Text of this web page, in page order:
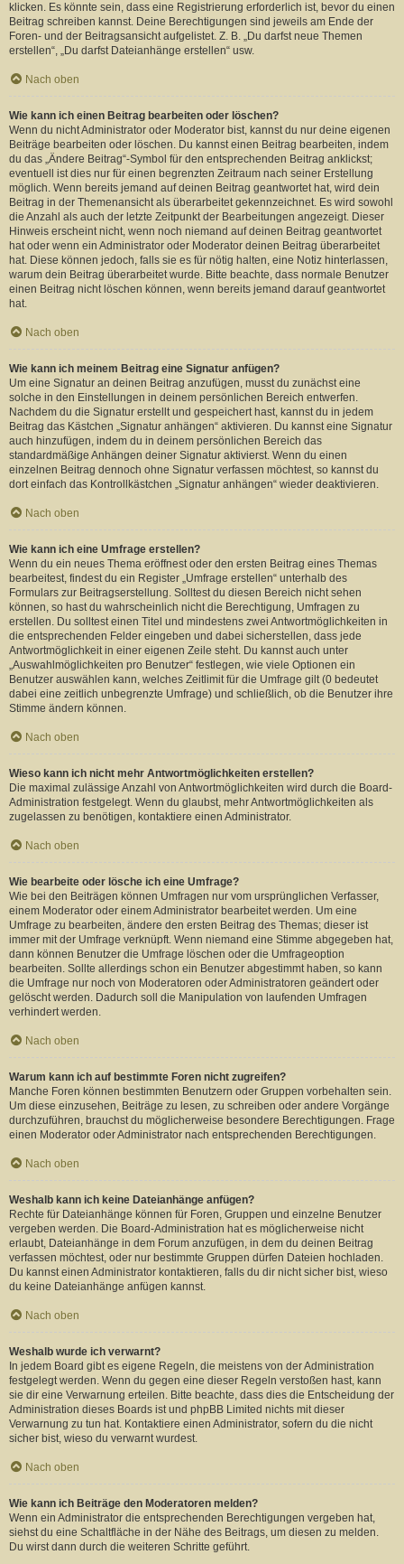
klicken. Es könnte sein, dass eine Registrierung erforderlich ist, bevor du einen
Beitrag schreiben kannst. Deine Berechtigungen sind jeweils am Ende der
Foren- und der Beitragsansicht aufgelistet. Z. B. „Du darfst neue Themen
erstellen“, „Du darfst Dateianhänge erstellen“ usw.
Nach oben
Wie kann ich einen Beitrag bearbeiten oder löschen?
Wenn du nicht Administrator oder Moderator bist, kannst du nur deine eigenen
Beiträge bearbeiten oder löschen. Du kannst einen Beitrag bearbeiten, indem
du das „Ändere Beitrag“-Symbol für den entsprechenden Beitrag anklickst;
eventuell ist dies nur für einen begrenzten Zeitraum nach seiner Erstellung
möglich. Wenn bereits jemand auf deinen Beitrag geantwortet hat, wird dein
Beitrag in der Themenansicht als überarbeitet gekennzeichnet. Es wird sowohl
die Anzahl als auch der letzte Zeitpunkt der Bearbeitungen angezeigt. Dieser
Hinweis erscheint nicht, wenn noch niemand auf deinen Beitrag geantwortet
hat oder wenn ein Administrator oder Moderator deinen Beitrag überarbeitet
hat. Diese können jedoch, falls sie es für nötig halten, eine Notiz hinterlassen,
warum dein Beitrag überarbeitet wurde. Bitte beachte, dass normale Benutzer
einen Beitrag nicht löschen können, wenn bereits jemand darauf geantwortet
hat.
Nach oben
Wie kann ich meinem Beitrag eine Signatur anfügen?
Um eine Signatur an deinen Beitrag anzufügen, musst du zunächst eine
solche in den Einstellungen in deinem persönlichen Bereich entwerfen.
Nachdem du die Signatur erstellt und gespeichert hast, kannst du in jedem
Beitrag das Kästchen „Signatur anhängen“ aktivieren. Du kannst eine Signatur
auch hinzufügen, indem du in deinem persönlichen Bereich das
standardmäßige Anhängen deiner Signatur aktivierst. Wenn du einen
einzelnen Beitrag dennoch ohne Signatur verfassen möchtest, so kannst du
dort einfach das Kontrollkästchen „Signatur anhängen“ wieder deaktivieren.
Nach oben
Wie kann ich eine Umfrage erstellen?
Wenn du ein neues Thema eröffnest oder den ersten Beitrag eines Themas
bearbeitest, findest du ein Register „Umfrage erstellen“ unterhalb des
Formulars zur Beitragserstellung. Solltest du diesen Bereich nicht sehen
können, so hast du wahrscheinlich nicht die Berechtigung, Umfragen zu
erstellen. Du solltest einen Titel und mindestens zwei Antwortmöglichkeiten in
die entsprechenden Felder eingeben und dabei sicherstellen, dass jede
Antwortmöglichkeit in einer eigenen Zeile steht. Du kannst auch unter
„Auswahlmöglichkeiten pro Benutzer“ festlegen, wie viele Optionen ein
Benutzer auswählen kann, welches Zeitlimit für die Umfrage gilt (0 bedeutet
dabei eine zeitlich unbegrenzte Umfrage) und schließlich, ob die Benutzer ihre
Stimme ändern können.
Nach oben
Wieso kann ich nicht mehr Antwortmöglichkeiten erstellen?
Die maximal zulässige Anzahl von Antwortmöglichkeiten wird durch die Board-
Administration festgelegt. Wenn du glaubst, mehr Antwortmöglichkeiten als
zugelassen zu benötigen, kontaktiere einen Administrator.
Nach oben
Wie bearbeite oder lösche ich eine Umfrage?
Wie bei den Beiträgen können Umfragen nur vom ursprünglichen Verfasser,
einem Moderator oder einem Administrator bearbeitet werden. Um eine
Umfrage zu bearbeiten, ändere den ersten Beitrag des Themas; dieser ist
immer mit der Umfrage verknüpft. Wenn niemand eine Stimme abgegeben hat,
dann können Benutzer die Umfrage löschen oder die Umfrageoption
bearbeiten. Sollte allerdings schon ein Benutzer abgestimmt haben, so kann
die Umfrage nur noch von Moderatoren oder Administratoren geändert oder
gelöscht werden. Dadurch soll die Manipulation von laufenden Umfragen
verhindert werden.
Nach oben
Warum kann ich auf bestimmte Foren nicht zugreifen?
Manche Foren können bestimmten Benutzern oder Gruppen vorbehalten sein.
Um diese einzusehen, Beiträge zu lesen, zu schreiben oder andere Vorgänge
durchzuführen, brauchst du möglicherweise besondere Berechtigungen. Frage
einen Moderator oder Administrator nach entsprechenden Berechtigungen.
Nach oben
Weshalb kann ich keine Dateianhänge anfügen?
Rechte für Dateianhänge können für Foren, Gruppen und einzelne Benutzer
vergeben werden. Die Board-Administration hat es möglicherweise nicht
erlaubt, Dateianhänge in dem Forum anzufügen, in dem du deinen Beitrag
verfassen möchtest, oder nur bestimmte Gruppen dürfen Dateien hochladen.
Du kannst einen Administrator kontaktieren, falls du dir nicht sicher bist, wieso
du keine Dateianhänge anfügen kannst.
Nach oben
Weshalb wurde ich verwarnt?
In jedem Board gibt es eigene Regeln, die meistens von der Administration
festgelegt werden. Wenn du gegen eine dieser Regeln verstoßen hast, kann
sie dir eine Verwarnung erteilen. Bitte beachte, dass dies die Entscheidung der
Administration dieses Boards ist und phpBB Limited nichts mit dieser
Verwarnung zu tun hat. Kontaktiere einen Administrator, sofern du die nicht
sicher bist, wieso du verwarnt wurdest.
Nach oben
Wie kann ich Beiträge den Moderatoren melden?
Wenn ein Administrator die entsprechenden Berechtigungen vergeben hat,
siehst du eine Schaltfläche in der Nähe des Beitrags, um diesen zu melden.
Du wirst dann durch die weiteren Schritte geführt.